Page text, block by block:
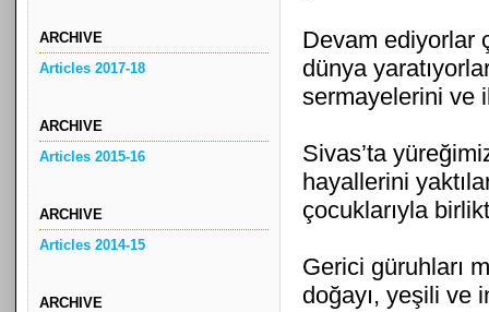
ARCHIVE
Articles 2017-18
ARCHIVE
Articles 2015-16
ARCHIVE
Articles 2014-15
ARCHIVE
Devam ediyorlar
dünya
sermayelerini ve
Sivas’ta
hayallerini
çocuklarıyla
Gerici güruhları
doğayı, yeşili ve